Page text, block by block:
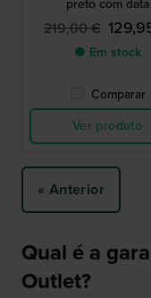
preto com data
219,00 €
● Em stock
Comparar
Ver produto
« Anterior
Qual é a
Outlet?